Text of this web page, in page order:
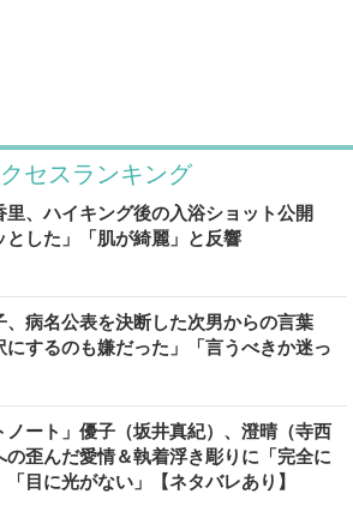
セスランキング
里、ハイキング後の入浴ショット公開
とした」「肌が綺麗」と反響
、病名公表を決断した次男からの言葉
にするのも嫌だった」「言うべきか迷っ
ノート」優子（坂井真紀）、澄晴（寺西
の歪んだ愛情＆執着浮き彫りに「完全に
目に光がない」【ネタバレあり】